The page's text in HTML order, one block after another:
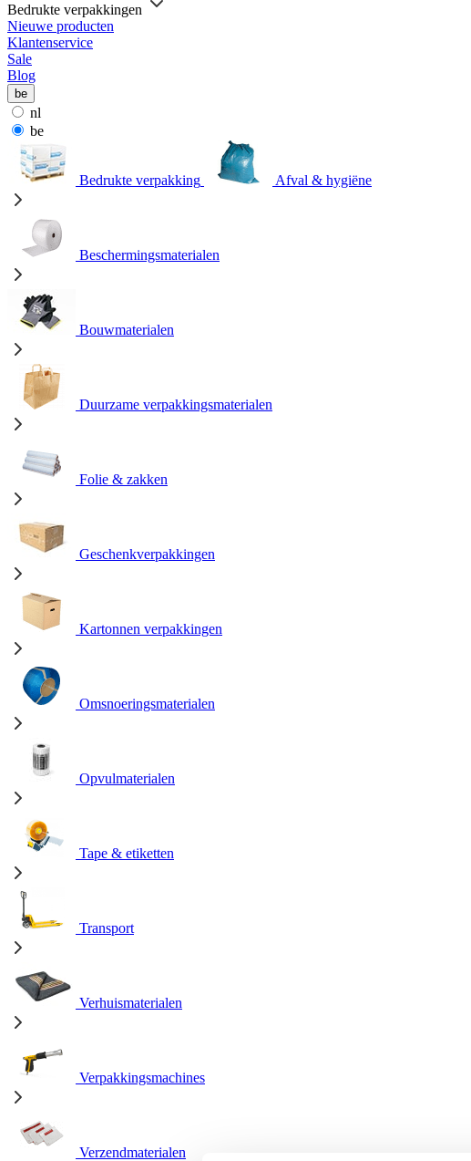
Bedrukte verpakkingen
Nieuwe producten
Klantenservice
Sale
Blog
be
nl
be
Bedrukte verpakking Afval & hygiëne
Beschermingsmaterialen
Bouwmaterialen
Duurzame verpakkingsmaterialen
Folie & zakken
Geschenkverpakkingen
Kartonnen verpakkingen
Omsnoeringsmaterialen
Opvulmaterialen
Tape & etiketten
Transport
Verhuismaterialen
Verpakkingsmachines
Verzendmaterialen